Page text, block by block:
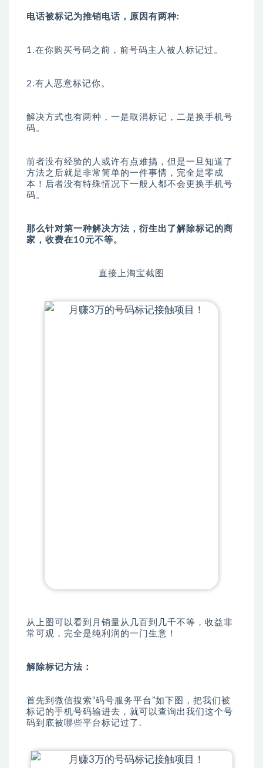
电话被标记为推销电话，原因有两种:
1.在你购买号码之前，前号码主人被人标记过。
2.有人恶意标记你。
解决方式也有两种，一是取消标记，二是换手机号
码。
前者没有经验的人或许有点难搞，但是一旦知道了
方法之后就是非常简单的一件事情，完全是零成
本！后者没有特殊情况下一般人都不会更换手机号
码。
那么针对第一种解决方法，衍生出了解除标记的商
家，收费在10元不等。
直接上淘宝截图
从上图可以看到月销量从几百到几千不等，收益非
常可观，完全是纯利润的一门生意！
解除标记方法：
首先到微信搜索“码号服务平台”如下图，把我们被
标记的手机号码输进去，就可以查询出我们这个号
码到底被哪些平台标记过了.